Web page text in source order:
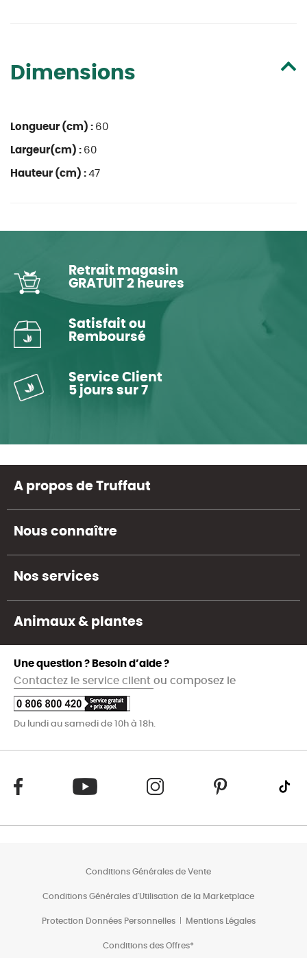
Dimensions
Longueur (cm) : 60
Largeur(cm) : 60
Hauteur (cm) : 47
Retrait magasin
GRATUIT 2 heures
Satisfait ou
Remboursé
Service Client
5 jours sur 7
A propos de Truffaut
Nous connaître
Nos services
Animaux & plantes
Une question ? Besoin d’aide ?
Contactez le service client ou composez le
Du lundi au samedi de 10h à 18h.
Conditions Générales de Vente
Conditions Générales d'Utilisation de la Marketplace
Protection Données Personnelles Mentions Légales
Conditions des Offres*